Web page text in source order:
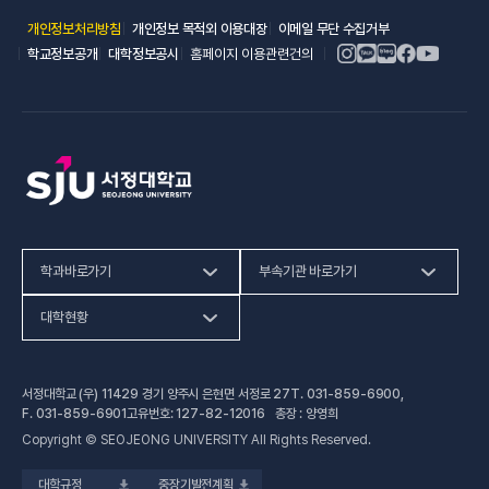
개인정보처리방침(새 창 열림)
개인정보 목적외 이용대장(새 창 열림)
이메일 무단 수집거부(새 창 열림)
학교정보공개(새 창 열림)
대학정보공시(새 창 열림)
홈페이지 이용관련건의
학과바로가기
인문사회계열
공학계열
전문기술석사
부속기관 바로가기
건강증진센터(새 창 열림)
교육혁신지원센터(새 창 열림)
대학현황
대학정보공시(새 창 열림)
업무추진비 사용내역
대학규정 중장기발전계획
서정대학교 (우) 11429 경기 양주시 은현면 서정로 27T. 031-859-6900,
F. 031-859-6901고유번호: 127-82-12016 총장 : 양영희
Copyright © SEOJEONG UNIVERSITY All Rights Reserved.